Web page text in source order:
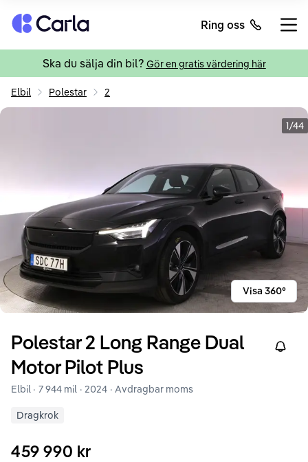
Tillbaka till startsidan Ring oss
Ska du sälja din bil? Gör en gratis värdering här
Elbil Polestar 2
1/44
Visa 360°
Polestar2 Long Range Dual
Motor Pilot Plus
Right
Elbil · 7 944 mil · 2024 · Avdragbar moms
Dragkrok
459 990 kr